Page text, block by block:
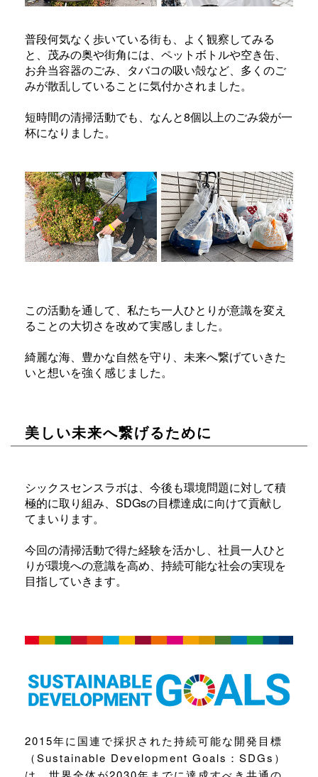
普段何気なく歩いている街も、よく観察してみる
と、茂みの奥や街角には、ペットボトルや空き缶、
お弁当容器のごみ、タバコの吸い殻など、多くのご
みが散乱していることに気付かされました。
短時間の清掃活動でも、なんと8個以上のごみ袋が一
杯になりました。
この活動を通して、私たち一人ひとりが意識を変え
ることの大切さを改めて実感しました。
綺麗な海、豊かな自然を守り、未来へ繋げていきた
いと想いを強く感じました。
美しい未来へ繋げるために
シックスセンスラボは、今後も環境問題に対して積
極的に取り組み、SDGsの目標達成に向けて貢献し
てまいります。
今回の清掃活動で得た経験を活かし、社員一人ひと
りが環境への意識を高め、持続可能な社会の実現を
目指していきます。
2015年に国連で採択された持続可能な開発目標
（Sustainable Development Goals：SDGs）